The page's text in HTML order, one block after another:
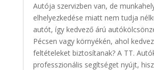
Autója szervizben van, de
elhelyezkedése miatt nem tudja
autót, így kedvező árú
Pécsen vagy környékén, ahol
feltételeket biztosítanak? A TT.
professzionális segítséget nyújt,